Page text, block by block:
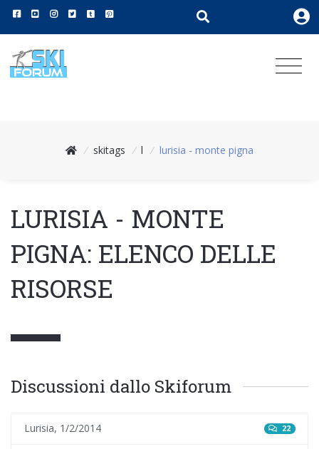
/ skitags / l / lurisia - monte pigna
LURISIA - MONTE
PIGNA: ELENCO DELLE
RISORSE
Discussioni dallo Skiforum
Lurisia, 1/2/2014 22